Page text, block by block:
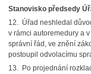
Stanovisko předsedy
12. Úřad neshledal
v rámci autoremedury a
správní řád, ve znění
postoupil odvolacímu
13. Po projednání